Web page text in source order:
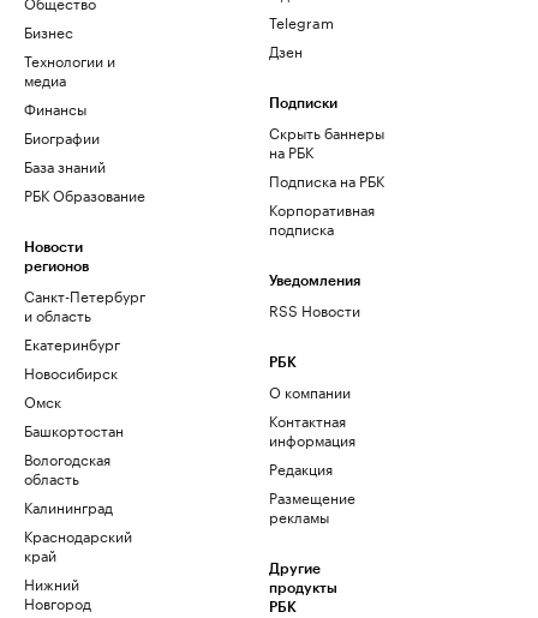
Бизнес
Технологии и
медиа
Финансы
Биографии
База знаний
РБК Образование
Новости
регионов
Санкт-Петербург
и область
Екатеринбург
Новосибирск
Омск
Башкортостан
Вологодская
область
Калининград
Краснодарский
край
Нижний
Новгород
Telegram
Дзен
Подписки
Скрыть баннеры
на РБК
Подписка на РБК
Корпоративная
подписка
Уведомления
RSS Новости
РБК
О компании
Контактная
информация
Редакция
Размещение
рекламы
Другие
продукты
РБК